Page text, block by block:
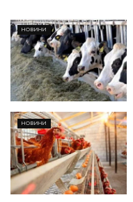
НОВИНИ
НОВИНИ